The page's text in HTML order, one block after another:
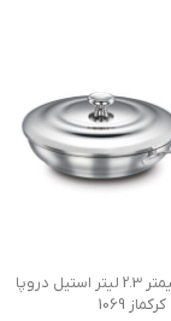
تابه 28 سانتیمتر 2.3 لیتر استیل دروپا
کرکماز 1069